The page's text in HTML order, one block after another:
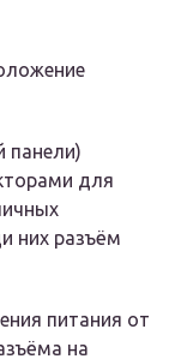
панели)
для
них разъём
питания от
на